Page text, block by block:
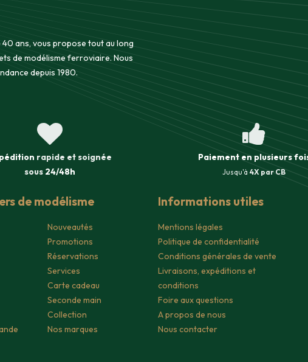
ans, vous propose tout au long
de modélisme ferroviaire. Nous
depuis 1980.
rapide et soignée
sous 24/48h
Paiement en plusieurs
Jusqu'à 4X par CB
de modélisme
Nouveautés
Promotions
Réservations
Services
Carte cadeau
Seconde main
Collection
Nos marques
Informations utiles
Mentions légales
Politique de confidentialité
Conditions générales de vente
Livraisons, expéditions et
conditions
Foire aux questions
A propos de nous
Nous contacter